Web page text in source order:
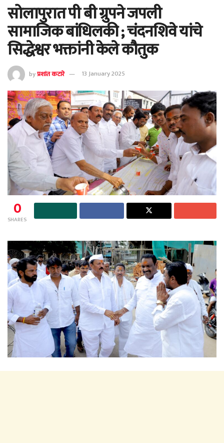
सोलापुरात पी बी ग्रुपने जपली
सामाजिक बांधिलकी ; चंदनशिवे यांचे
सिद्धेश्वर भक्तांनी केले कौतुक
byप्रशांत कटारे 13 January 2025
0
SHARES